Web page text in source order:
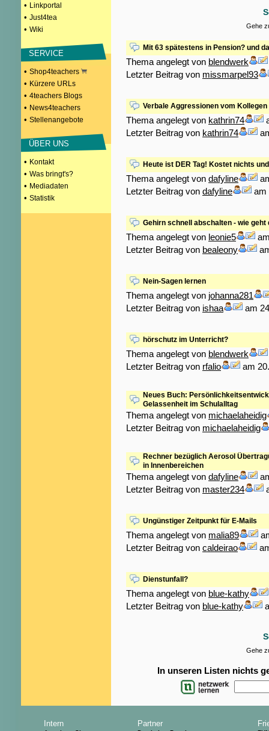
• Linkportal
• Just4tea
• Wiki
SERVICE
• Shop4teachers
• Kürzere URLs
• 4teachers Blogs
• News4teachers
• Stellenangebote
ÜBER UNS
• Kontakt
• Was bringt's?
• Mediadaten
• Statistik
Gehe
Mit 63 spätestens in Pension? und
Thema angelegt von blendwerk
Letzter Beitrag von missmarpel93
Verbale Aggressionen vom Kollegen
Thema angelegt von kathrin74
Letzter Beitrag von kathrin74
Heute ist DER Tag! Kostet nichts
Thema angelegt von dafyline
Letzter Beitrag von dafyline am
Gehirn schnell abschalten - wie geht
Thema angelegt von leonie5
Letzter Beitrag von bealeony
Nein-Sagen lernen
Thema angelegt von johanna281
Letzter Beitrag von ishaa am
hörschutz im Unterricht?
Thema angelegt von blendwerk
Letzter Beitrag von rfalio am
Neues Buch:
Gelassenheit im Schulalltag
Thema angelegt von michaelaheidig
Letzter Beitrag von michaelaheidig
Rechner bezüglich Aerosol
in Innenbereichen
Thema angelegt von dafyline
Letzter Beitrag von master234
Ungünstiger Zeitpunkt für E-Mails
Thema angelegt von malia89
Letzter Beitrag von caldeirao
Dienstunfall?
Thema angelegt von blue-kathy
Letzter Beitrag von blue-kathy
Gehe
In unseren Listen nichts
Intern Partner